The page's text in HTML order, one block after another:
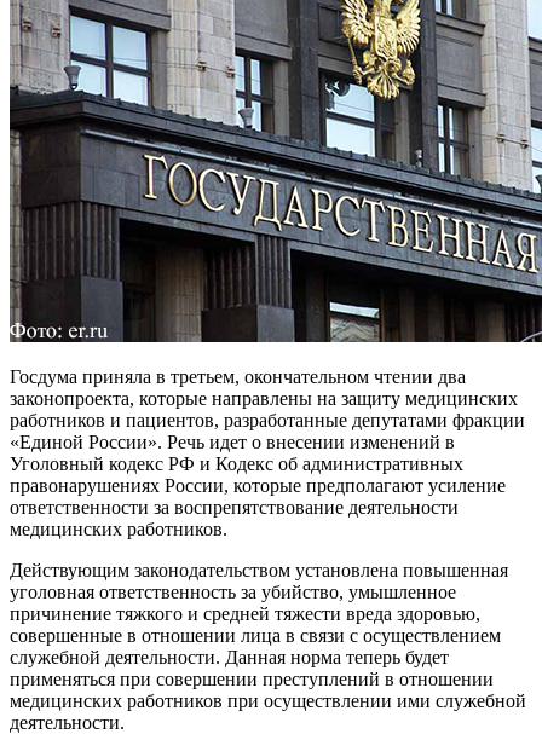
Госдума приняла в третьем, окончательном чтении два
законопроекта, которые направлены на защиту медицинских
работников и пациентов, разработанные депутатами фракции
«Единой России». Речь идет о внесении изменений в
Уголовный кодекс РФ и Кодекс об административных
правонарушениях России, которые предполагают усиление
ответственности за воспрепятствование деятельности
медицинских работников.
Действующим законодательством установлена повышенная
уголовная ответственность за убийство, умышленное
причинение тяжкого и средней тяжести вреда здоровью,
совершенные в отношении лица в связи с осуществлением
служебной деятельности. Данная норма теперь будет
применяться при совершении преступлений в отношении
медицинских работников при осуществлении ими служебной
деятельности.